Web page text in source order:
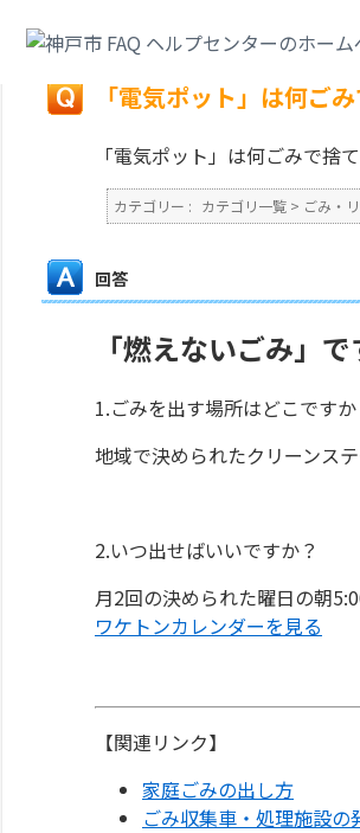
戻る
「電気ポット」は何ご
「電気ポット」は何ごみで捨
カテゴリー : カテゴリ一覧 > ごみ・
回答
「燃えないごみ」で
1.ごみを出す場所はどこですか
地域で決められたクリーンス
2.いつ出せばいいですか？
月2回の決められた曜日の朝
ワケトンカレンダーを見る
【関連リンク】
家庭ごみの出し方
ごみ収集車・処理施設